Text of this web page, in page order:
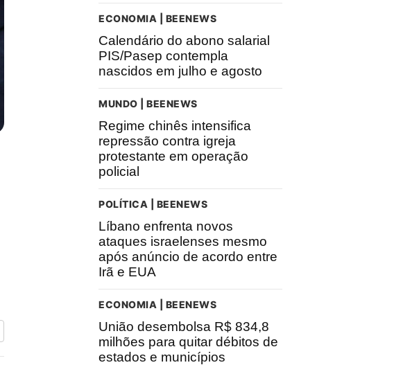
ECONOMIA | BEENEWS
Calendário do abono salarial
PIS/Pasep contempla
nascidos em julho e agosto
MUNDO | BEENEWS
Regime chinês intensifica
repressão contra igreja
protestante em operação
policial
POLÍTICA | BEENEWS
Líbano enfrenta novos
ataques israelenses mesmo
após anúncio de acordo entre
Irã e EUA
ECONOMIA | BEENEWS
União desembolsa R$ 834,8
milhões para quitar débitos de
estados e municípios